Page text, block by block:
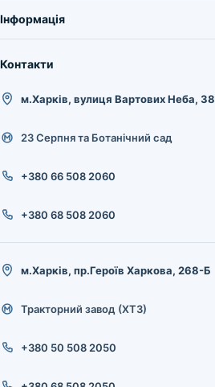
Інформація
Контакти
м.Харків, вулиця Вартових Неба, 38
23 Серпня та Ботанічний сад
+380 66 508 2060
+380 68 508 2060
м.Харків, пр.Героїв Харкова, 268-Б
Тракторний завод (ХТЗ)
+380 50 508 2050